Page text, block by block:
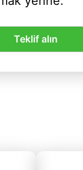
Teklif alın